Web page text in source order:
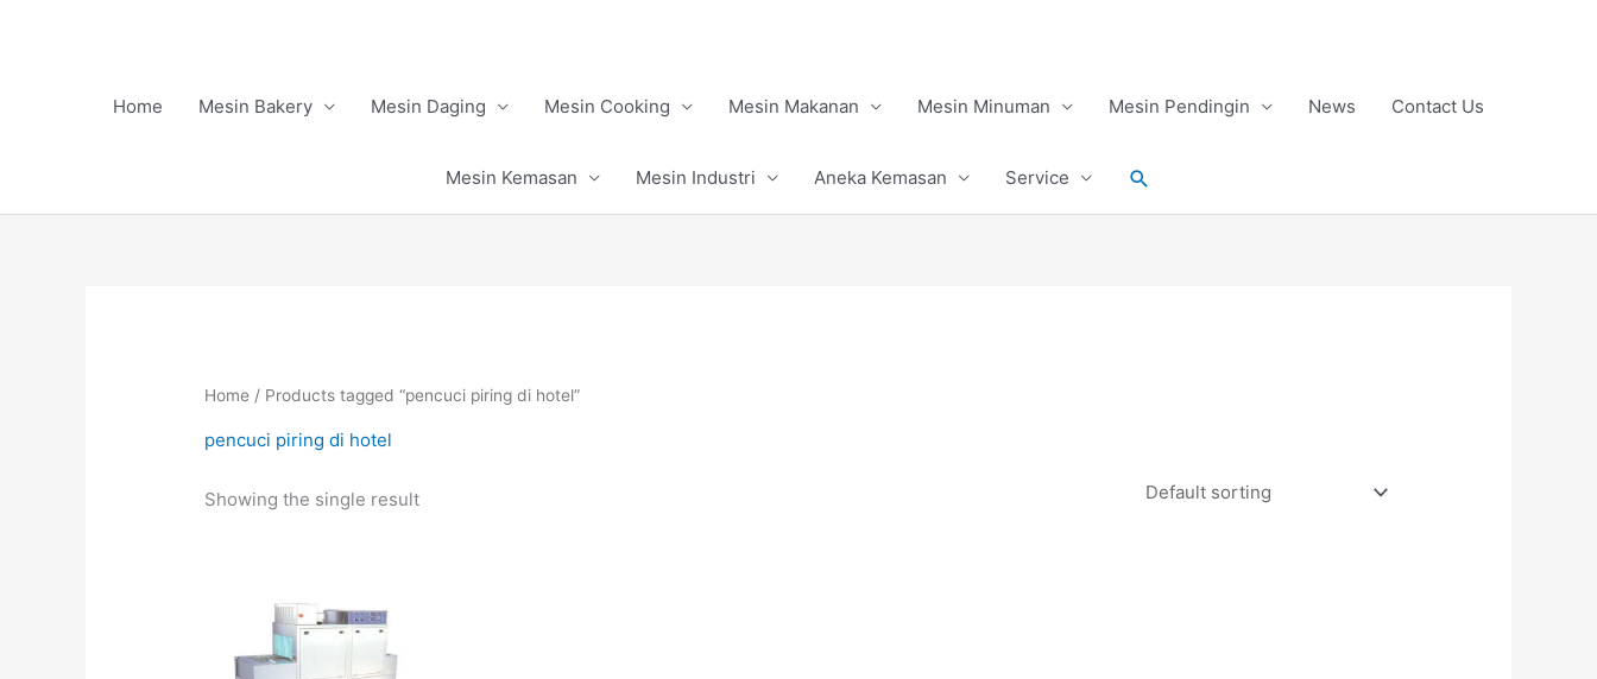
Home
Mesin Bakery Mesin Daging Mesin Cooking Mesin Makanan Mesin Minuman Mesin Pendingin News Contact Us
Mesin Kemasan Mesin Industri Aneka Kemasan Service Search
Home / Products tagged “pencuci piring di hotel”
pencuci piring di hotel
Showing the single result